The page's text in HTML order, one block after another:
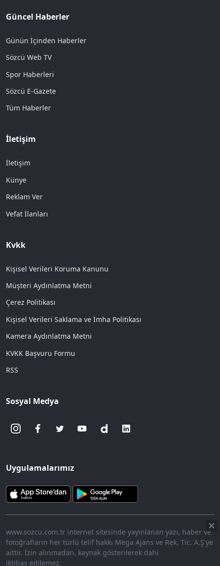
Güncel Haberler
Günün İçinden Haberler
Sözcü Web TV
Spor Haberleri
Sözcü E-Gazete
Tüm Haberler
İletişim
İletişim
Künye
Reklam Ver
Vefat İlanları
Kvkk
Kişisel Verileri Koruma Kanunu
Müşteri Aydınlatma Metni
Çerez Politikası
Kişisel Verileri Saklama ve İmha Politikası
Kamera Aydınlatma Metni
KVKK Başvuru Formu
RSS
Sosyal Medya
Uygulamalarımız
www.sozcu.com.tr internet sitesinde yayınlanan yazı, haber ve
fotoğrafların her türlü telif hakkı Mega Ajans ve Rek. Tic. A.Ş'ye
aittir. İzin alınmadan, kaynak gösterilerek dahi
iktibas edilemez.